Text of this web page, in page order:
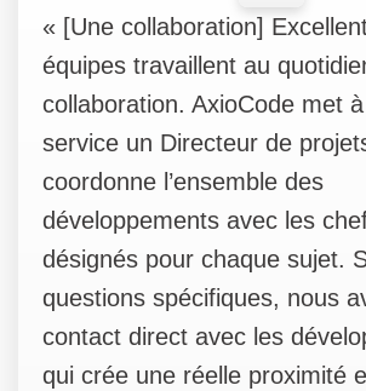
« [Une collaboration]
équipes travaillent au
collaboration. AxioCode met
service un Directeur de
coordonne l’ensemble des
développements avec les
désignés pour chaque sujet.
questions spécifiques, nous
contact direct avec les
qui crée une réelle proximité